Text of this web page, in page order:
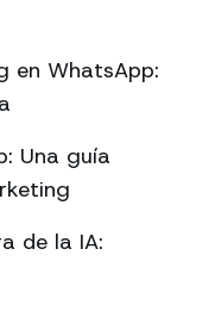
en WhatsApp:
Una guía
de la IA: